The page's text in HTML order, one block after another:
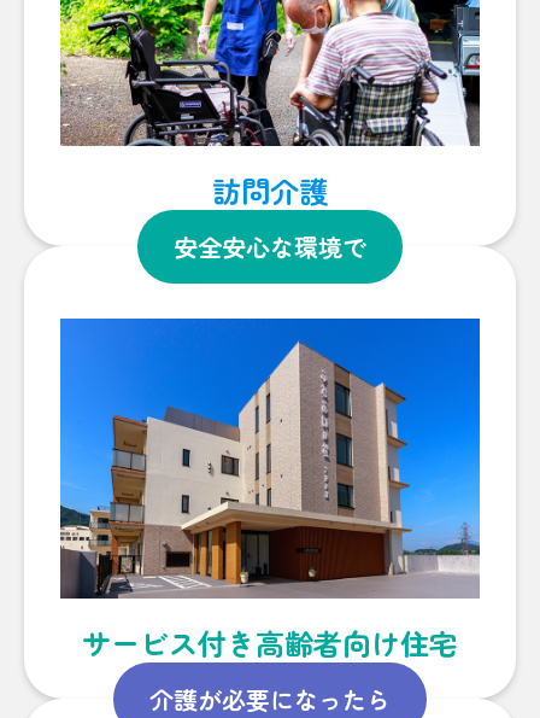
訪問介護
安全安心な環境で
サービス付き高齢者向け住宅
介護が必要になったら